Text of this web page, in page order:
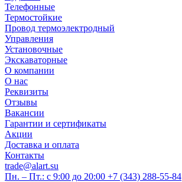
Телефонные
Термостойкие
Провод термоэлектродный
Управления
Установочные
Экскаваторные
О компании
О нас
Реквизиты
Отзывы
Вакансии
Гарантии и сертификаты
Акции
Доставка и оплата
Контакты
trade@alart.su
Пн. – Пт.: с 9:00 до 20:00 +7 (343) 288-55-84